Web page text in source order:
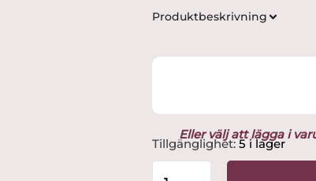
priset
Produktbeskrivning
Eller välj att lägga i
Tillgänglighet: 5 i lager
Målerås
–
Wildlife